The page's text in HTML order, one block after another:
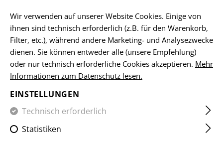
HOME EQUIPMENT TASCHEN UTILITY POUCHES
ADMIN CHEST PANEL CORE
Wir verwenden auf unserer Website Cookies. Einige von
ihnen sind technisch erforderlich (z.B. für den Warenkorb,
Filter, etc.), während andere Marketing- und Analysezwecke
dienen. Sie können entweder alle (unsere Empfehlung)
oder nur technisch erforderliche Cookies akzeptieren. Mehr
Informationen zum Datenschutz lesen.
EINSTELLUNGEN
Technisch erforderlich
Statistiken